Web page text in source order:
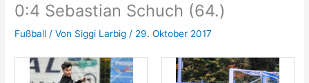
0:4 Sebastian Schuch (64.)
Fußball / Von Siggi Larbig/ 29. Oktober 2017